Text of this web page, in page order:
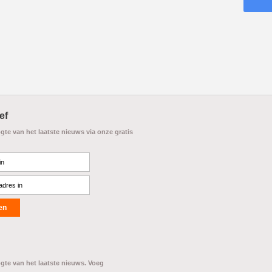
van het laatste nieuws via onze gratis
van het laatste nieuws. Voeg